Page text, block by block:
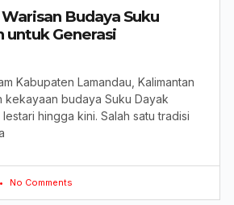
Budaya Suku
untuk Generasi
Kabupaten Lamandau, Kalimantan
kekayaan budaya Suku Dayak
hingga kini. Salah satu tradisi
No Comments